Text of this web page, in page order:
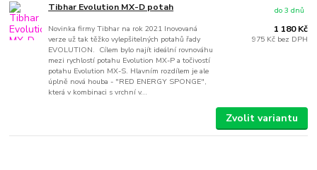
Tibhar Evolution MX-D potah
Novinka firmy Tibhar na rok 2021 Inovovaná
verze už tak těžko vylepšitelných potahů řady
EVOLUTION. Cílem bylo najít ideální rovnováhu
mezi rychlostí potahu Evolution MX-P a točivostí
potahu Evolution MX-S. Hlavním rozdílem je ale
úplně nová houba - "RED ENERGY SPONGE",
která v kombinaci s vrchní v...
1 180 Kč
975 Kč bez DPH
do 3 dnů
Zvolit variantu